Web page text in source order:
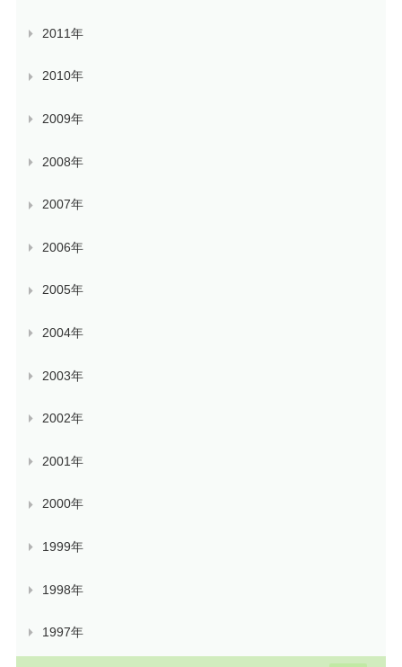
2011年
2010年
2009年
2008年
2007年
2006年
2005年
2004年
2003年
2002年
2001年
2000年
1999年
1998年
1997年